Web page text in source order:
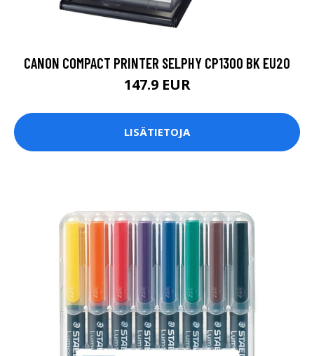
CANON COMPACT PRINTER SELPHY CP1300 BK EU20
147.9 EUR
LISÄTIETOJA